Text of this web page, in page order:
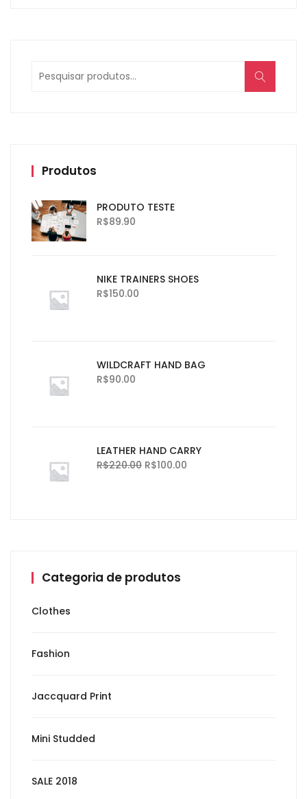
Produtos
PRODUTO TESTE
R$89.90
NIKE TRAINERS SHOES
R$150.00
WILDCRAFT HAND BAG
R$90.00
LEATHER HAND CARRY
R$220.00 R$100.00
Categoria de produtos
Clothes
Fashion
Jaccquard Print
Mini Studded
SALE 2018